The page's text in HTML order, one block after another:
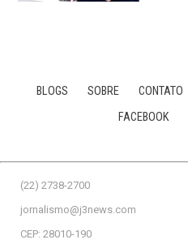
BLOGS SOBRE CONTATO
FACEBOOK
(22) 2738-2700
jornalismo@j3news.com
CEP: 28010-190